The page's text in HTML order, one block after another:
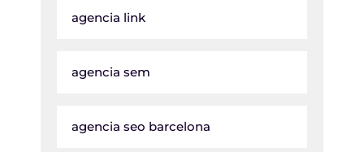
agencia link
agencia sem
agencia seo barcelona